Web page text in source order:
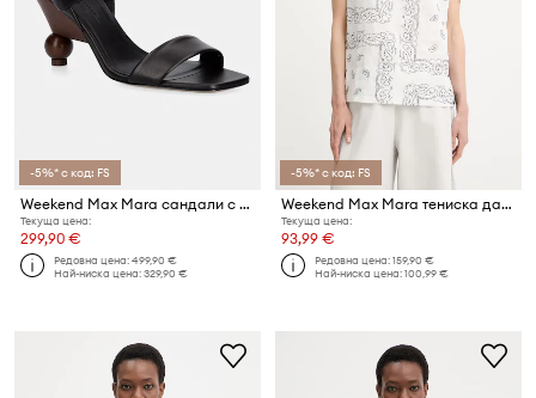
-5%* с код: FS
Weekend Max Mara сандали с висок ток от кожа Wkaaffetto
Текуща цена:
299,90 €
Редовна цена:499,90 €
Най-ниска цена:329,90 €
-5%* с код: FS
Weekend Max Mara тениска дамски памучна GENIO
Текуща цена:
93,99 €
Редовна цена:159,90 €
Най-ниска цена:100,99 €